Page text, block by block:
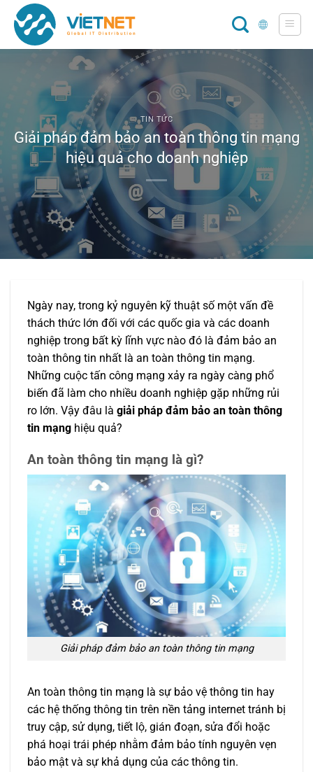
Chuyển
đến
TIN TỨC
Giải pháp đảm bảo an toàn thông tin mạng
hiệu quả cho doanh nghiệp
Ngày nay, trong kỷ nguyên kỹ thuật số một vấn đề
thách thức lớn đối với các quốc gia và các doanh
nghiệp trong bất kỳ lĩnh vực nào đó là đảm bảo an
toàn thông tin nhất là an toàn thông tin mạng.
Những cuộc tấn công mạng xảy ra ngày càng phổ
biến đã làm cho nhiều doanh nghiệp gặp những rủi
ro lớn. Vậy đâu là giải pháp đảm bảo an toàn thông
tin mạng hiệu quả?
An toàn thông tin mạng là gì?
Giải pháp đảm bảo an toàn thông tin mạng
An toàn thông tin mạng là sự bảo vệ thông tin hay
các hệ thống thông tin trên nền tảng internet tránh bị
truy cập, sử dụng, tiết lộ, gián đoạn, sửa đổi hoặc
phá hoại trái phép nhằm đảm bảo tính nguyên vẹn
bảo mật và sự khả dụng của các thông tin.